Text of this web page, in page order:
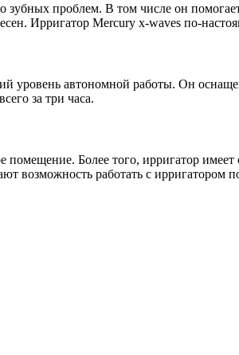
проблем. В том числе он
Ирригатор Mercury x-waves по-
уровень автономной работы. Он
за три часа.
Более того, ирригатор
возможность работать с ирригатором